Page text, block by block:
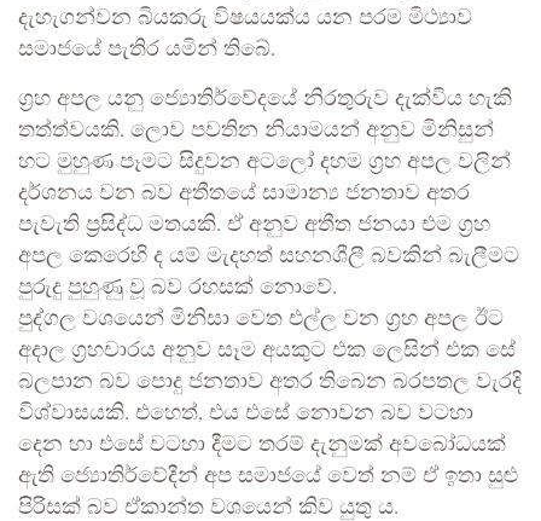
දැහැගන්වන බියකරු විෂයයක්ය යන පරම මිථ්‍යාව
සමාජයේ පැතිර යමින් තිබේ.
ග්‍රහ අපල යනු ජ්‍යොතිර්වේදයේ නිරතුරුව දැක්විය හැකි
තත්ත්වයකි. ලොව පවතින නියාමයන් අනුව මිනිසුන්
හට මුහුණ පෑමට සිදුවන අටලෝ දහම ග්‍රහ අපල වලින්
දර්ශනය වන බව අතීතයේ සාමාන්‍ය ජනතාව අතර
පැවැති ප්‍රසිද්ධ මතයකි. ඒ අනුව අතීත ජනයා එම ග්‍රහ
අපල කෙරෙහි ද යම් මැදහත් සහනශීලී බවකින් බැලීමට
පුරුදු පුහුණු වූ බව රහසක් නොවේ.
පුද්ගල වශයෙන් මිනිසා වෙත එල්ල වන ග්‍රහ අපල ඊට
අදාල ග්‍රහචාරය අනුව සෑම අයකුට එක ලෙසින් එක සේ
බලපාන බව පොදු ජනතාව අතර තිබෙන බරපතල වැරදි
විශ්වාසයකි. එහෙත්, එය එසේ නොවන බව වටහා
දෙන හා එසේ වටහා දීමට තරම් දැනුමක් අවබෝධයක්
ඇති ජ්‍යොතිර්වේදීන් අප සමාජයේ වෙත් නම් ඒ ඉතා සුළු
පිරිසක් බව ඒකාන්ත වශයෙන් කිව යුතු ය.